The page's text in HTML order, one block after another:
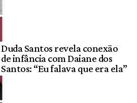
Duda Santos revela conexão
de infância com Daiane dos
Santos: “Eu falava que era ela”